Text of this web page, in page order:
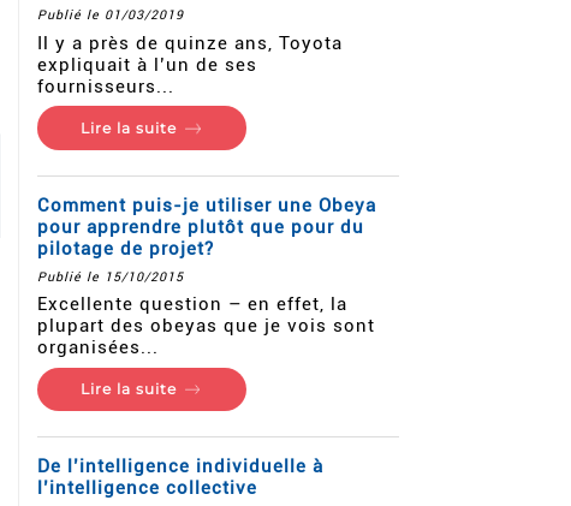
Publié le 01/03/2019
Il y a près de quinze ans, Toyota
expliquait à l’un de ses
fournisseurs...
Lire la suite
Comment puis-je utiliser une Obeya
pour apprendre plutôt que pour du
pilotage de projet?
Publié le 15/10/2015
Excellente question – en effet, la
plupart des obeyas que je vois sont
organisées...
Lire la suite
De l’intelligence individuelle à
l’intelligence collective